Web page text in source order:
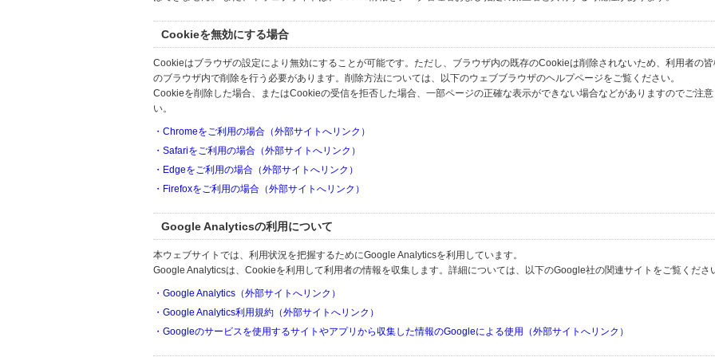
Cookieを無効にする場合
Cookieはブラウザの設定により無効にすることが可能です。ただし、ブラウザ内の既存のCookieは削除されないため、利用者の
のブラウザ内で削除を行う必要があります。削除方法については、以下のウェブブラウザのヘルプページをご覧ください。
Cookieを削除した場合、またはCookieの受信を拒否した場合、一部ページの正確な表示ができない場合などがありますのでご注意
い。
・Chromeをご利用の場合（外部サイトへリンク）
・Safariをご利用の場合（外部サイトへリンク）
・Edgeをご利用の場合（外部サイトへリンク）
・Firefoxをご利用の場合（外部サイトへリンク）
Google Analyticsの利用について
本ウェブサイトでは、利用状況を把握するためにGoogle Analyticsを利用しています。
Google Analyticsは、Cookieを利用して利用者の情報を収集します。詳細については、以下のGoogle社の関連サイトをご覧くださ
・Google Analytics（外部サイトへリンク）
・Google Analytics利用規約（外部サイトへリンク）
・Googleのサービスを使用するサイトやアプリから収集した情報のGoogleによる使用（外部サイトへリンク）